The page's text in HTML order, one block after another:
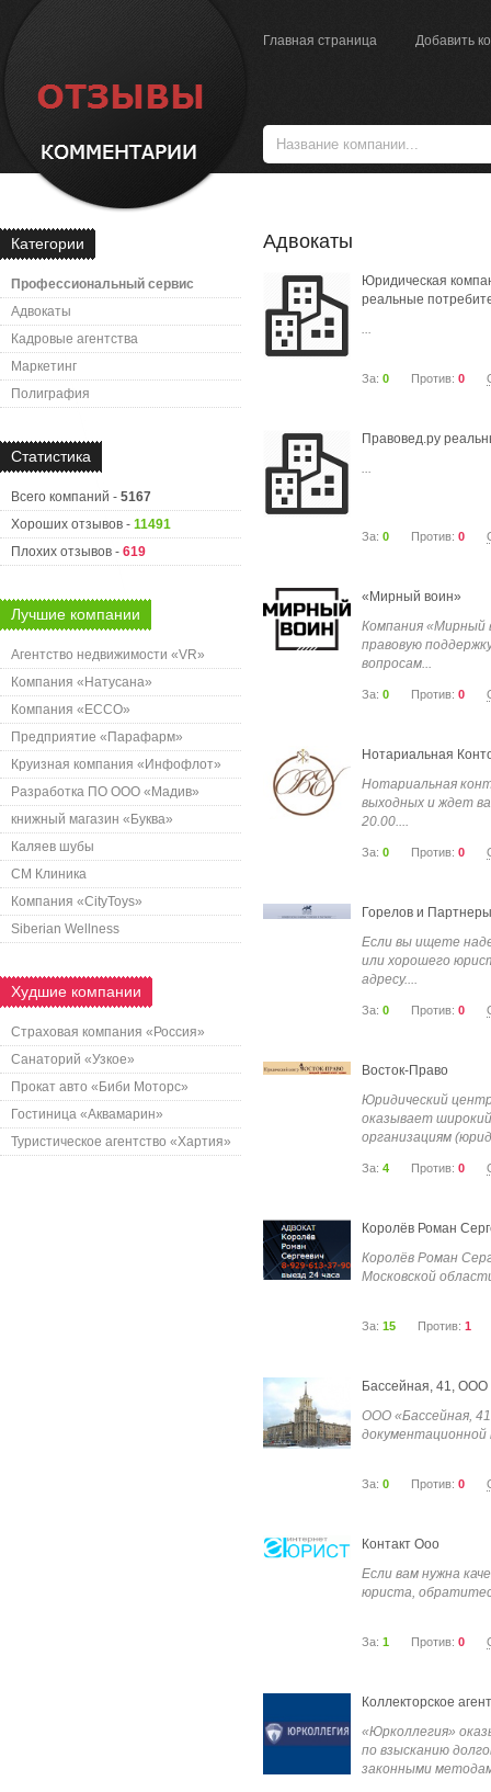
Главная страница Добавить
Категории
Профессиональный сервис
Адвокаты
Кадровые агентства
Маркетинг
Полиграфия
Статистика
Всего компаний - 5167
Хороших отзывов - 11491
Плохих отзывов - 619
Лучшие компании
Агентство недвижимости «VR»
Компания «Натусана»
Компания «ECCO»
Предприятие «Парафарм»
Круизная компания «Инфофлот»
Разработка ПО ООО «Мадив»
книжный магазин «Буква»
Каляев шубы
СМ Клиника
Компания «CityToys»
Siberian Wellness
Худшие компании
Страховая компания «Россия»
Санаторий «Узкое»
Прокат авто «Биби Моторс»
Гостиница «Аквамарин»
Туристическое агентство «Хартия»
Адвокаты
Юридическая
реальные
...
За: 0 Против: 0
Правовед.ру
...
За: 0 Против: 0
«Мирный воин»
Компания «Мирный
правовую
вопросам...
За: 0 Против: 0
Нотариальная
Нотариальная
выходных и ждет
20.00....
За: 0 Против: 0
Горелов и Партнеры
Если вы ищете
или хорошего
адресу....
За: 0 Против: 0
Восток-Право
Юридический
оказывает
организациям
За: 4 Против: 0
Королёв Роман
Королёв Роман
Московской
За: 15 Против: 1
Бассейная, 41, ООО
ООО «Бассейная,
документационной
За: 0 Против: 0
Контакт Ооо
Если вам нужна
юриста,
За: 1 Против: 0
Коллекторское
«Юрколлегия»
по взысканию
законными